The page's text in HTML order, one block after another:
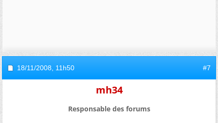
18/11/2008, 11h50 #7
mh34
Responsable des forums